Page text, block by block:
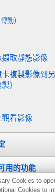
轉動）
取靜態影像
複製影像到
製）
看影像
用的功能
Cookies to
Cookies to